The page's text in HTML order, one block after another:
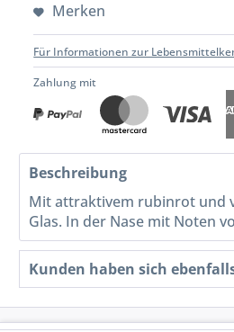
Merken
Für Informationen zur
Zahlung mit
Beschreibung
Mit attraktivem rubinrot und
Glas. In der Nase mit Noten
Kunden haben sich